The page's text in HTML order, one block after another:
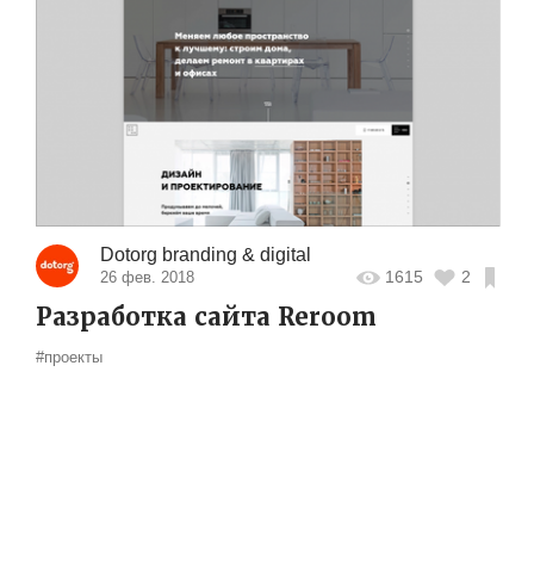
Dotorg branding & digital
26 фев. 2018 1615 2
Разработка сайта Reroom
#проекты